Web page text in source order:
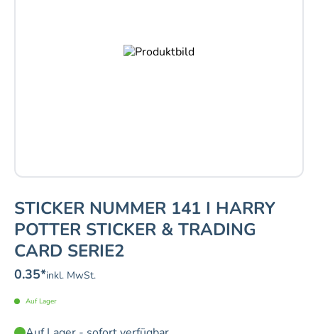
STICKER NUMMER 141 I HARRY
POTTER STICKER & TRADING
CARD SERIE2
0.35*inkl. MwSt.
Auf Lager